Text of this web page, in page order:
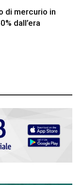
di mercurio in
dall’era